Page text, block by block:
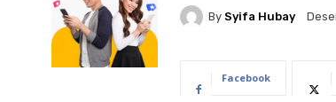
By Syifa Hubay
Facebook